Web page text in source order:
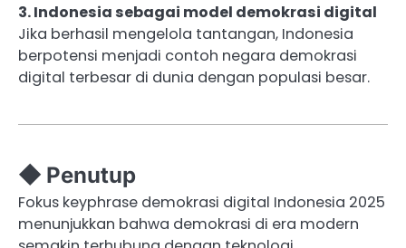
3. Indonesia sebagai model demokrasi digital
Jika berhasil mengelola tantangan, Indonesia
berpotensi menjadi contoh negara demokrasi
digital terbesar di dunia dengan populasi besar.
◆ Penutup
Fokus keyphrase demokrasi digital Indonesia 2025
menunjukkan bahwa demokrasi di era modern